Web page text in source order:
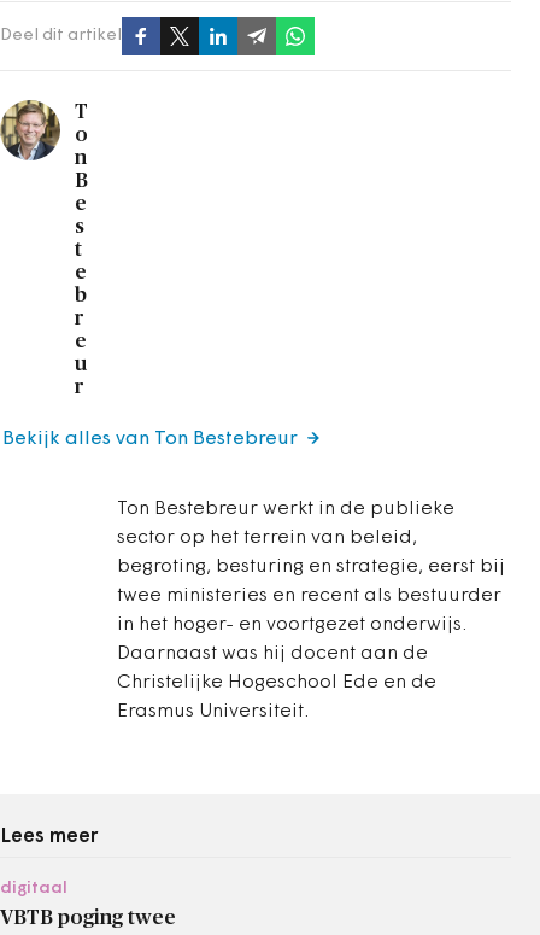
Deel dit artikel
T
o
n
B
e
s
t
e
b
r
e
u
r
Ton Bestebreur werkt in de publieke
sector op het terrein van beleid,
begroting, besturing en strategie, eerst bij
twee ministeries en recent als bestuurder
in het hoger- en voortgezet onderwijs.
Daarnaast was hij docent aan de
Christelijke Hogeschool Ede en de
Erasmus Universiteit.
Bekijk alles van Ton Bestebreur
Lees meer
digitaal
VBTB poging twee